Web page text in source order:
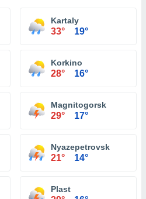
Kartaly
33° 19°
Korkino
28° 16°
Magnitogorsk
29° 17°
Nyazepetrovsk
21° 14°
Plast